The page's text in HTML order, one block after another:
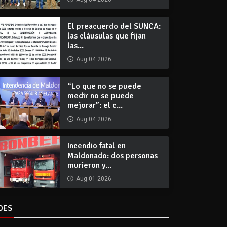
El preacuerdo del SUNCA:
las cláusulas que fijan
las...
Aug 04 2026
“Lo que no se puede
medir no se puede
mejorar”: el c...
Aug 04 2026
Incendio fatal en
Maldonado: dos personas
murieron y...
Aug 01 2026